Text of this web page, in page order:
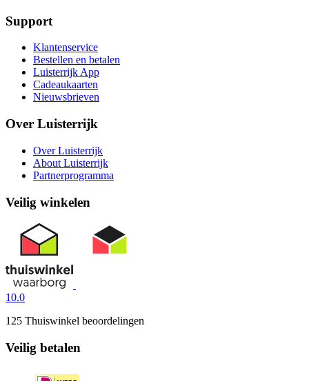
Support
Klantenservice
Bestellen en betalen
Luisterrijk App
Cadeaukaarten
Nieuwsbrieven
Over Luisterrijk
Over Luisterrijk
About Luisterrijk
Partnerprogramma
Veilig winkelen
10.0
125 Thuiswinkel beoordelingen
Veilig betalen